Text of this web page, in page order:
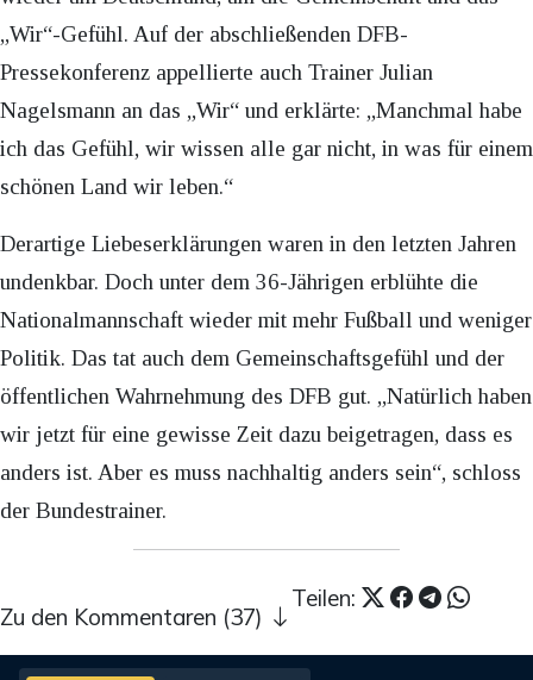
„Wir“-Gefühl. Auf der abschließenden DFB-
Pressekonferenz appellierte auch Trainer Julian
Nagelsmann an das „Wir“ und erklärte: „Manchmal habe
ich das Gefühl, wir wissen alle gar nicht, in was für einem
schönen Land wir leben.“
Derartige Liebeserklärungen waren in den letzten Jahren
undenkbar. Doch unter dem 36-Jährigen erblühte die
Nationalmannschaft wieder mit mehr Fußball und weniger
Politik. Das tat auch dem Gemeinschaftsgefühl und der
öffentlichen Wahrnehmung des DFB gut. „Natürlich haben
wir jetzt für eine gewisse Zeit dazu beigetragen, dass es
anders ist. Aber es muss nachhaltig anders sein“, schloss
der Bundestrainer.
Teilen:
Zu den Kommentaren (37)